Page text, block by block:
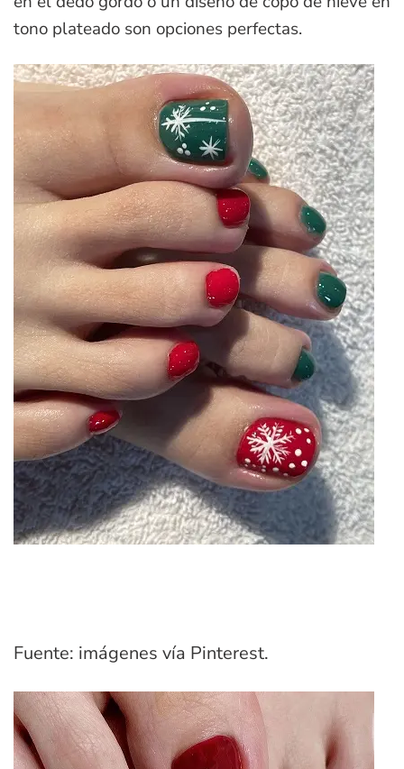
tono plateado son opciones perfectas.
Fuente: imágenes vía Pinterest.